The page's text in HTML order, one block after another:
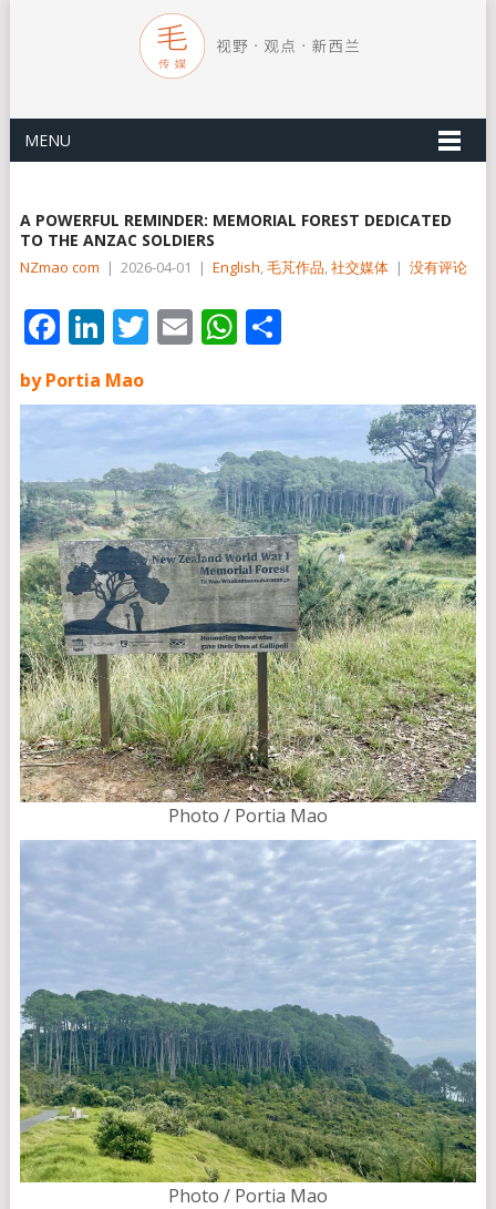
MENU
A POWERFUL REMINDER: MEMORIAL FOREST DEDICATED
TO THE ANZAC SOLDIERS
NZmao com | 2026-04-01 | English,毛芃作品,社交媒体 | 没有评论
Facebook
LinkedIn
Twitter
EmailWhatsApp
分
by Portia Mao
Photo / Portia Mao
Photo / Portia Mao